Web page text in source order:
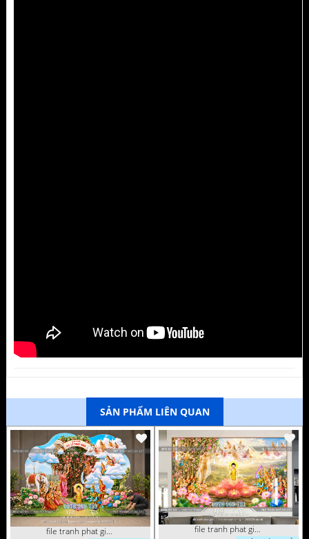
SẢN PHẨM LIÊN QUAN
file tranh phat giao tach lop mo hinh vuon lam ty ni 16052026 dao
file tranh phat giao le phat dan vuon lam ty ni 05052026 dao t6